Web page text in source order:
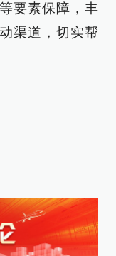
要素保障，丰
渠道，切实帮